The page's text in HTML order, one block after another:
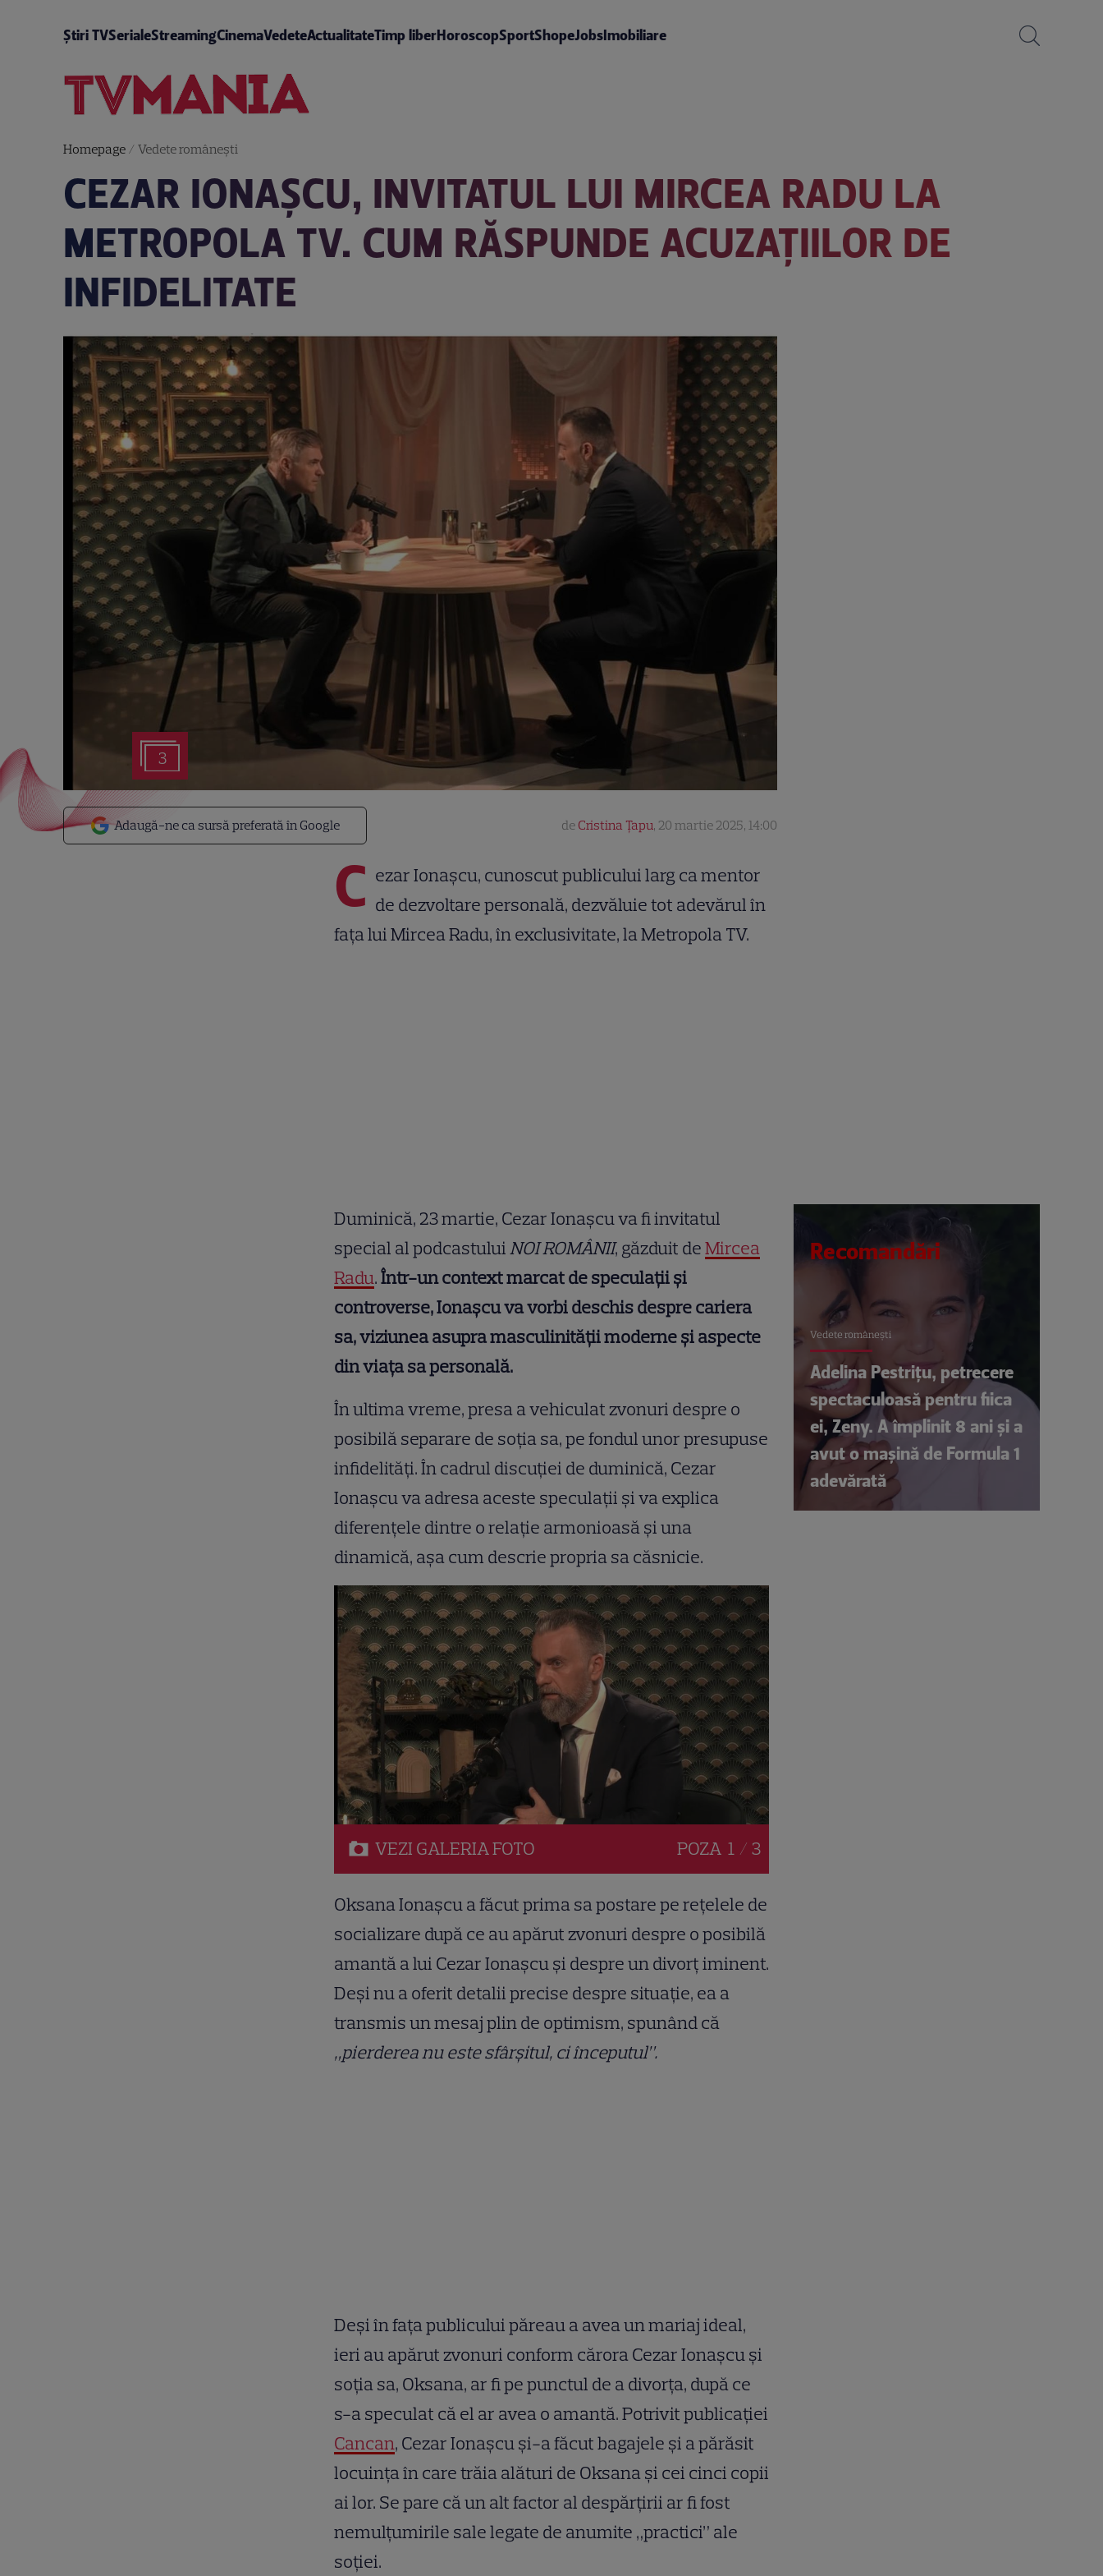
Știri TVSerialeStreamingCinemaVedeteActualitateTimp liberHoroscopSportShopeJobsImobiliare
Homepage/ Vedete româneşti
CEZAR IONAȘCU, INVITATUL LUI MIRCEA RADU LA
METROPOLA TV. CUM RĂSPUNDE ACUZAȚIILOR DE
INFIDELITATE
3
Adaugă-ne ca sursă preferată în Google de Cristina Țapu, 20 martie 2025, 14:00
C ezar Ionașcu, cunoscut publicului larg ca mentor
de dezvoltare personală, dezvăluie tot adevărul în
fața lui Mircea Radu, în exclusivitate, la Metropola TV.
Duminică, 23 martie, Cezar Ionașcu va fi invitatul
special al podcastuluiNOI ROMÂNII, găzduit deMircea
Radu.Într-un context marcat de speculații și
controverse, Ionașcu va vorbi deschis despre cariera
sa, viziunea asupra masculinității moderne și aspecte
din viața sa personală.
În ultima vreme, presa a vehiculat zvonuri despre o
posibilă separare de soția sa, pe fondul unor presupuse
infidelități. În cadrul discuției de duminică, Cezar
Ionașcu va adresa aceste speculații și va explica
diferențele dintre o relație armonioasă și una
dinamică, așa cum descrie propria sa căsnicie.
VEZI GALERIAFOTO POZA 1 / 3
Oksana Ionașcu a făcut prima sa postare pe rețelele de
socializare după ce au apărut zvonuri despre o posibilă
amantă a lui Cezar Ionașcu și despre un divorț iminent.
Deși nu a oferit detalii precise despre situație, ea a
transmis un mesaj plin de optimism, spunând că
„pierderea nu este sfârșitul, ci începutul”.
Deși în fața publicului păreau a avea un mariaj ideal,
ieri au apărut zvonuri conform cărora Cezar Ionașcu și
soția sa, Oksana, ar fi pe punctul de a divorța, după ce
s-a speculat că el ar avea o amantă. Potrivit publicației
Cancan, Cezar Ionașcu și-a făcut bagajele și a părăsit
locuința în care trăia alături de Oksana și cei cinci copii
ai lor. Se pare că un alt factor al despărțirii ar fi fost
nemulțumirile sale legate de anumite „practici” ale
soției.
Recomandări
Vedete româneşti
Adelina Pestrițu, petrecere
spectaculoasă pentru fiica
ei, Zeny. A împlinit 8 ani și a
avut o mașină de Formula 1
adevărată